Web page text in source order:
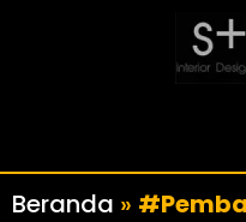
Beranda »